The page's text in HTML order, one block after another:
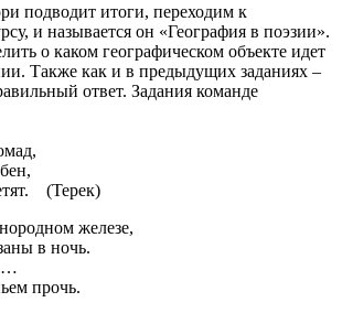
подводит итоги, переходим к
и называется он «География в поэзии».
о каком географическом объекте идет
Также как и в предыдущих заданиях –
ответ. Задания команде
(Терек)
железе,
в ночь.
…
прочь.